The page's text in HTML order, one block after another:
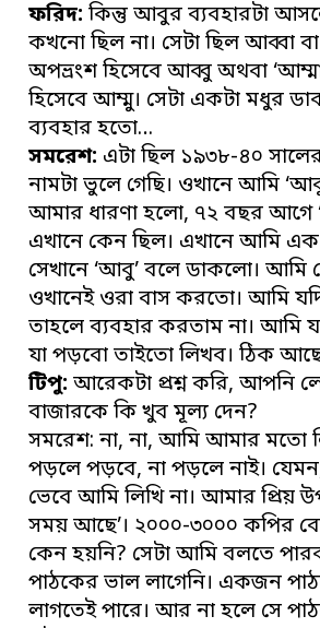
ফরিদ: কিন্তু আবুর ব্যবহারটা
কখনো ছিল না। সেটা ছিল আব্বা
অপভ্রংশ হিসেবে আব্বু অথবা
হিসেবে আম্মু। সেটা একটা মধুর
ব্যবহার হতো…
সমরেশ: এটা ছিল ১৯৩৮-৪০
নামটা ভুলে গেছি। ওখানে আমি
আমার ধারণা হলো, ৭২ বছর আগে
এখানে কেন ছিল। এখানে আমি এক
সেখানে ‘আবু’ বলে ডাকলো। আমি
ওখানেই ওরা বাস করতো। আমি
তাহলে ব্যবহার করতাম না। আমি
যা পড়বো তাইতো লিখব। ঠিক
টিপু: আরেকটা প্রশ্ন করি, আপনি
বাজারকে কি খুব মূল্য দেন?
সমরেশ: না, না, আমি আমার মতো
পড়লে পড়বে, না পড়লে নাই।
ভেবে আমি লিখি না। আমার প্রিয়
সময় আছে’। ২০০০-৩০০০ কপির
কেন হয়নি? সেটা আমি বলতে পারব
পাঠকের ভাল লাগেনি। একজন
লাগতেই পারে। আর না হলে সে